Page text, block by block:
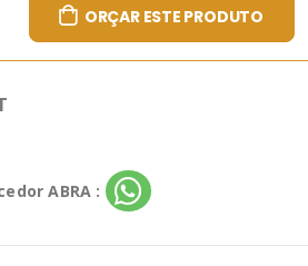
ORÇAR ESTE PRODUTO
ABRA :